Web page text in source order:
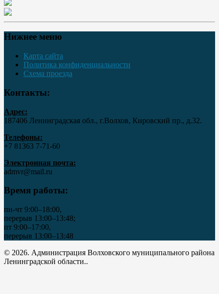
Нижнее меню
Карта сайта
Политика конфиденциальности
Схема проезда
Контакты:
Адрес:
187406 Ленинградская обл., г.Волхов, Кировский пр., д.32.
Телефоны:
+7 81363 7‑71-60
Электронная почта:
admvr@mail.ru
Время работы:
пн-чт 9:00–18:00,
перерыв 13:00–13:48;
пт 9:00–17:00,
перерыв 13:00–13:48
© 2026. Администрация Волховского муниципального района
Ленинградской области..